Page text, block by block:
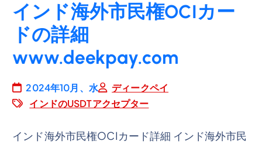
インド海外市民権OCIカー
ドの詳細
www.deekpay.com
2024年10月、水
ディークペイ
インドのUSDTアクセプター
インド海外市民権OCIカード詳細 インド海外市民